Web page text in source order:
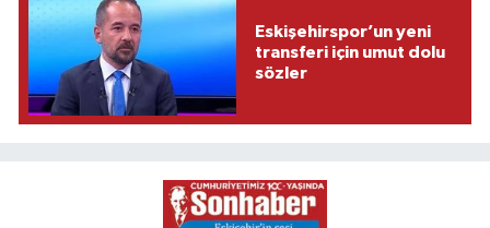
Eskişehirspor’un yeni
transferi için umut dolu
sözler